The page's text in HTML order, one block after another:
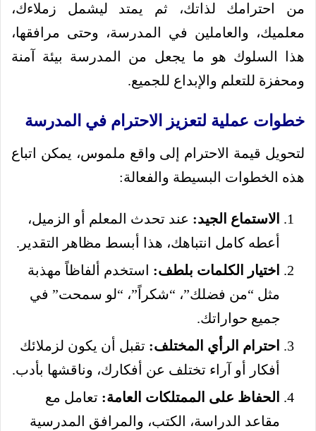
من احترامك لذاتك، ثم يمتد ليشمل زملاءك،
معلميك، والعاملين في المدرسة، وحتى مرافقها،
هذا السلوك هو ما يجعل من المدرسة بيئة آمنة
ومحفزة للتعلم والإبداع للجميع.
خطوات عملية لتعزيز الاحترام في المدرسة
لتحويل قيمة الاحترام إلى واقع ملموس، يمكن اتباع
هذه الخطوات البسيطة والفعالة:
الاستماع الجيد: عند تحدث المعلم أو الزميل،
أعطه كامل انتباهك، هذا أبسط مظاهر التقدير.
اختيار الكلمات بلطف: استخدم ألفاظاً مهذبة
مثل “من فضلك”، “شكراً”، “لو سمحت” في
جميع حواراتك.
احترام الرأي المختلف: تقبل أن يكون لزملائك
أفكار أو آراء تختلف عن أفكارك، وناقشها بأدب.
الحفاظ على الممتلكات العامة: تعامل مع
مقاعد الدراسة، الكتب، والمرافق المدرسية